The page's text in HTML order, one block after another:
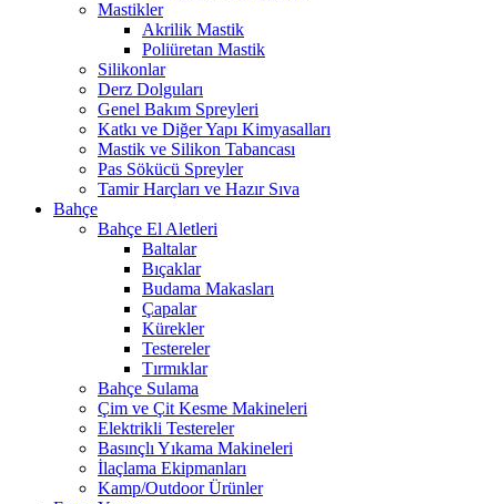
Mastikler
Akrilik Mastik
Poliüretan Mastik
Silikonlar
Derz Dolguları
Genel Bakım Spreyleri
Katkı ve Diğer Yapı Kimyasalları
Mastik ve Silikon Tabancası
Pas Sökücü Spreyler
Tamir Harçları ve Hazır Sıva
Bahçe
Bahçe El Aletleri
Baltalar
Bıçaklar
Budama Makasları
Çapalar
Kürekler
Testereler
Tırmıklar
Bahçe Sulama
Çim ve Çit Kesme Makineleri
Elektrikli Testereler
Basınçlı Yıkama Makineleri
İlaçlama Ekipmanları
Kamp/Outdoor Ürünler